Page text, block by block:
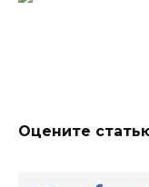
Оцените